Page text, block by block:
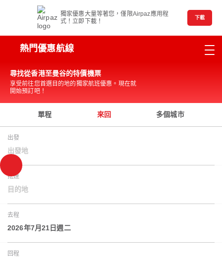
獨家優惠大量等著您，僅限Airpaz應用程
式！立即下載！
下載
熱門優惠航線
尋找從香港至曼谷的特價機票
享受前往您首選目的地的獨家航班優惠。現在就
開始預訂吧！
單程 來回 多個城市
出發
出發地
抵達
目的地
去程
2026年7月21日週二
回程